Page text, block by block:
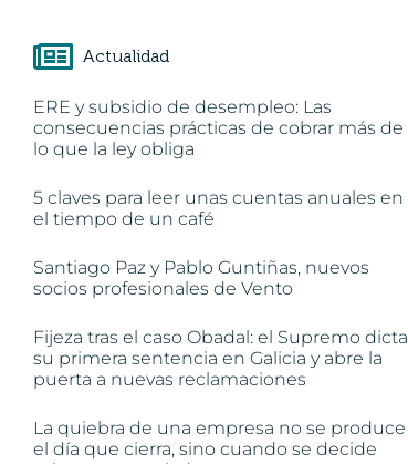
Actualidad
ERE y subsidio de desempleo: Las
consecuencias prácticas de cobrar más de
lo que la ley obliga
5 claves para leer unas cuentas anuales en
el tiempo de un café
Santiago Paz y Pablo Guntiñas, nuevos
socios profesionales de Vento
Fijeza tras el caso Obadal: el Supremo dicta
su primera sentencia en Galicia y abre la
puerta a nuevas reclamaciones
La quiebra de una empresa no se produce
el día que cierra, sino cuando se decide